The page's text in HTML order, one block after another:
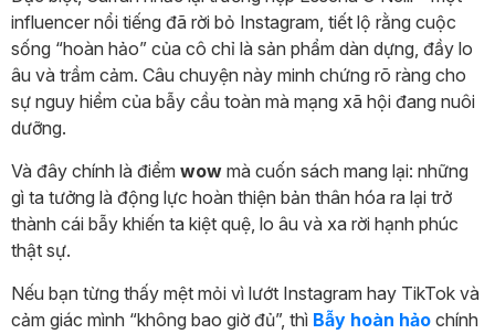
influencer nổi tiếng đã rời bỏ Instagram, tiết lộ rằng cuộc
sống “hoàn hảo” của cô chỉ là sản phẩm dàn dựng, đầy lo
âu và trầm cảm. Câu chuyện này minh chứng rõ ràng cho
sự nguy hiểm của bẫy cầu toàn mà mạng xã hội đang nuôi
dưỡng.
Và đây chính là điểm wow mà cuốn sách mang lại: những
gì ta tưởng là động lực hoàn thiện bản thân hóa ra lại trở
thành cái bẫy khiến ta kiệt quệ, lo âu và xa rời hạnh phúc
thật sự.
Nếu bạn từng thấy mệt mỏi vì lướt Instagram hay TikTok và
cảm giác mình “không bao giờ đủ”, thì Bẫy hoàn hảo chính